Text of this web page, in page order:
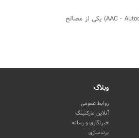
بلوک هبلکس (AAC - Autoclaved Aerated Concrete) یکی از مصالح
وبلاگ
روابط عمومی
آنلاین مارکتینگ
خبرنگاری و رسانه
برندسازی